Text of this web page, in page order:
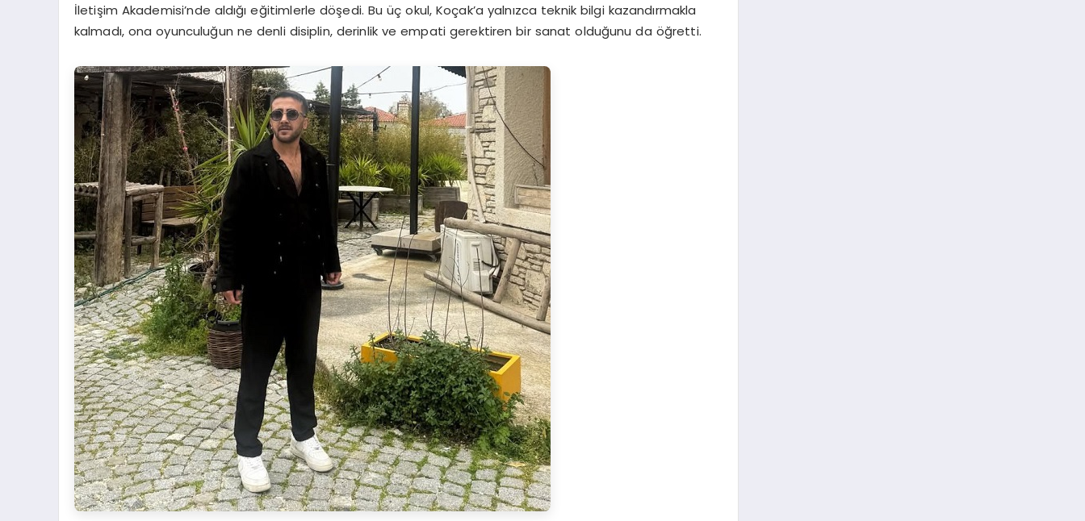
İletişim Akademisi’nde aldığı eğitimlerle döşedi. Bu üç okul, Koçak’a yalnızca teknik bilgi kazandırmakla
kalmadı, ona oyunculuğun ne denli disiplin, derinlik ve empati gerektiren bir sanat olduğunu da öğretti.